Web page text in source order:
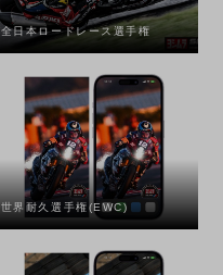
全日本ロードレース選手権
世界耐久選手権(EWC)